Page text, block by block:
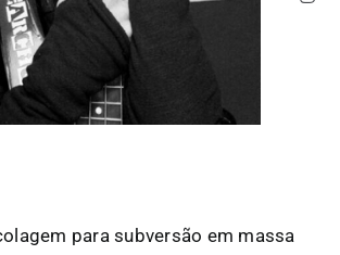
para subversão em massa